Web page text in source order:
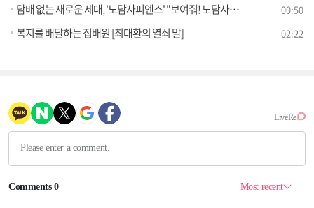
담배 없는 새로운 세대, '노담사피엔스' "보여줘! 노담사피엔스의 능력을!" 00:50
복지를 배달하는 집배원 [최대환의 열쇠 말] 02:22